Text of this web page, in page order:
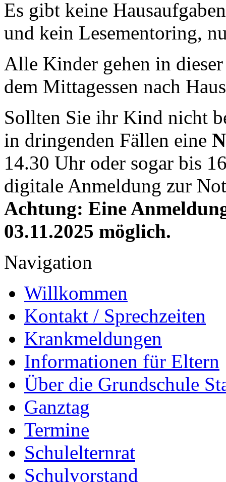
Es gibt keine
und kein Lesementoring,
Alle Kinder gehen in
dem Mittagessen nach
Sollten Sie ihr Kind nicht
in dringenden Fällen eine
14.30 Uhr oder sogar bis
digitale Anmeldung zur
Achtung: Eine
03.11.2025 möglich.
Navigation
Willkommen
Kontakt / Sprechzeiten
Krankmeldungen
Informationen für Eltern
Über die Grundschule
Ganztag
Termine
Schulelternrat
Schulvorstand